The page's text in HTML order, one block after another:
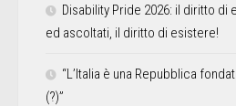
Disability Pride 2026: il diritto di
ed ascoltati, il diritto di esistere!
“L’Italia è una Repubblica
(?)”